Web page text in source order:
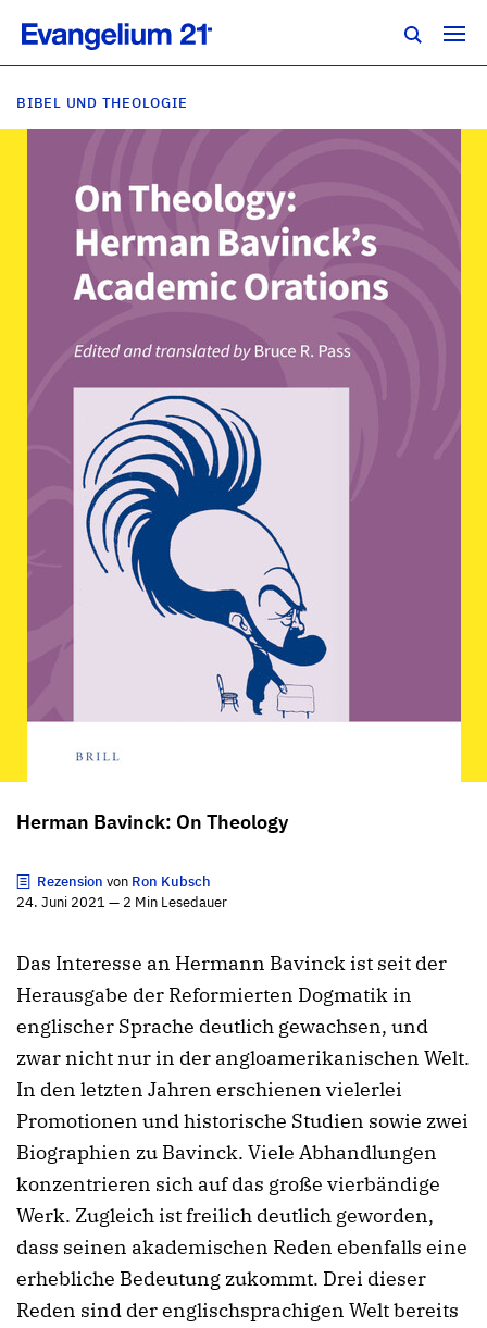
BIBEL UND THEOLOGIE
Herman Bavinck: On Theology
Rezension von Ron Kubsch
24. Juni 2021 — 2 Min Lesedauer
Das Interesse an Hermann Bavinck ist seit der
Herausgabe der Reformierten Dogmatik in
englischer Sprache deutlich gewachsen, und
zwar nicht nur in der angloamerikanischen Welt.
In den letzten Jahren erschienen vielerlei
Promotionen und historische Studien sowie zwei
Biographien zu Bavinck. Viele Abhandlungen
konzentrieren sich auf das große vierbändige
Werk. Zugleich ist freilich deutlich geworden,
dass seinen akademischen Reden ebenfalls eine
erhebliche Bedeutung zukommt. Drei dieser
Reden sind der englischsprachigen Welt bereits